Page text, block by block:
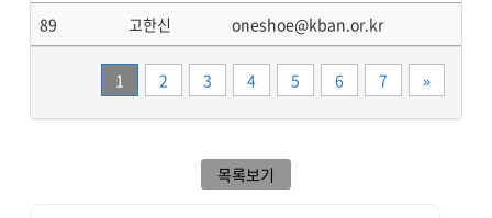
89
고한신 oneshoe@kban.or.kr
1 2 3 4 5 6 7 »끝
목록보기